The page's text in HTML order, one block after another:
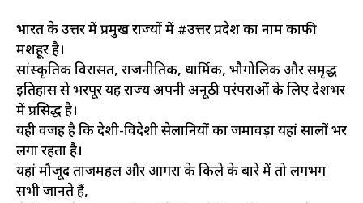
भारत के उत्तर में प्रमुख राज्यों में #उत्तर प्रदेश का नाम काफी
मशहूर है।
सांस्कृतिक विरासत, राजनीतिक, धार्मिक, भौगोलिक और समृद्ध
इतिहास से भरपूर यह राज्य अपनी अनूठी परंपराओं के लिए देशभर
में प्रसिद्ध है।
यही वजह है कि देशी-विदेशी सेलानियों का जमावड़ा यहां सालों भर
लगा रहता है।
यहां मौजूद ताजमहल और आगरा के किले के बारे में तो लगभग
सभी जानते हैं,